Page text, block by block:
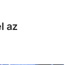
az